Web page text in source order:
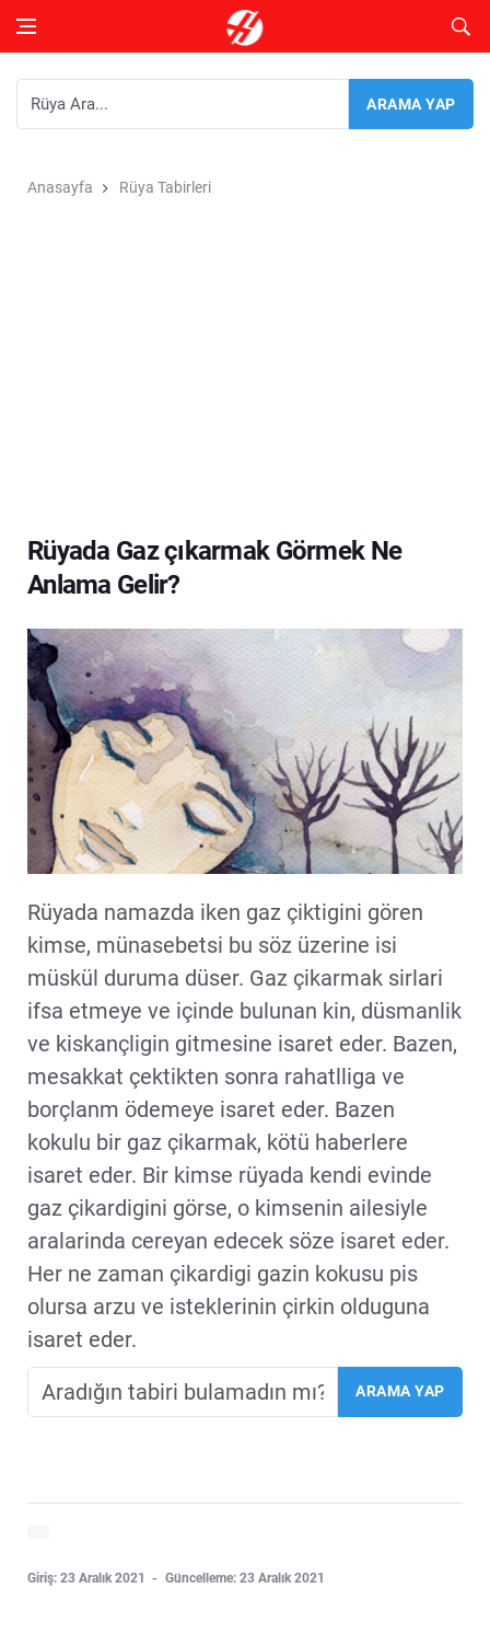
Anasayfa Rüya Tabirleri
Rüyada Gaz çıkarmak Görmek Ne
Anlama Gelir?
Rüyada namazda iken gaz çiktigini gören
kimse, münasebetsi bu söz üzerine isi
müskül duruma düser. Gaz çikarmak sirlari
ifsa etmeye ve içinde bulunan kin, düsmanlik
ve kiskançligin gitmesine isaret eder. Bazen,
mesakkat çektikten sonra rahatlliga ve
borçlanm ödemeye isaret eder. Bazen
kokulu bir gaz çikarmak, kötü haberlere
isaret eder. Bir kimse rüyada kendi evinde
gaz çikardigini görse, o kimsenin ailesiyle
aralarinda cereyan edecek söze isaret eder.
Her ne zaman çikardigi gazin kokusu pis
olursa arzu ve isteklerinin çirkin olduguna
isaret eder.
Giriş: 23 Aralık 2021 Güncelleme: 23 Aralık 2021